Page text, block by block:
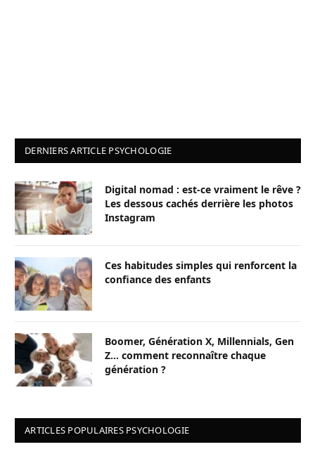
DERNIERS ARTICLE PSYCHOLOGIE
Digital nomad : est-ce vraiment le rêve ?
Les dessous cachés derrière les photos
Instagram
Ces habitudes simples qui renforcent la
confiance des enfants
Boomer, Génération X, Millennials, Gen
Z… comment reconnaître chaque
génération ?
ARTICLES POPULAIRES PSYCHOLOGIE